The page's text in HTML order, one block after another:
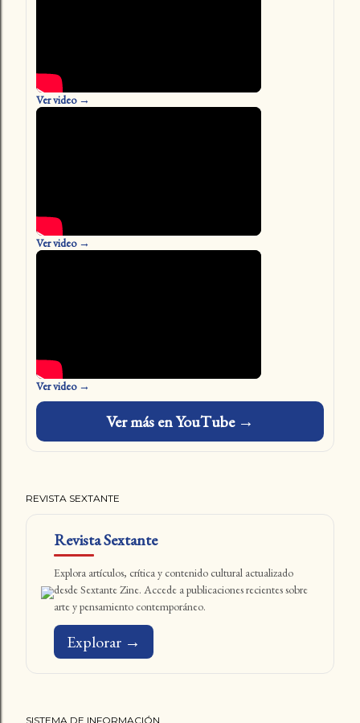
Ver video →
Ver video →
Ver video →
Ver más en YouTube →
REVISTA SEXTANTE
Revista Sextante
Explora artículos, crítica y contenido cultural actualizado
desde Sextante Zine. Accede a publicaciones recientes sobre
arte y pensamiento contemporáneo.
Explorar →
SISTEMA DE INFORMACIÓN